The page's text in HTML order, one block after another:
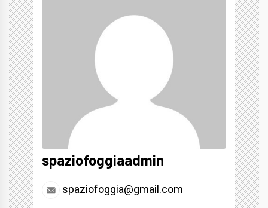
spaziofoggiaadmin
spaziofoggia@gmail.com